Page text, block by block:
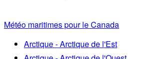
Météo maritimes pour le Canada
Arctique - Arctique de l'Est